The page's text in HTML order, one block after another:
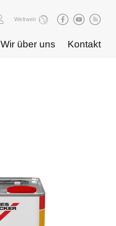
Weltweit
Wir über uns Kontakt